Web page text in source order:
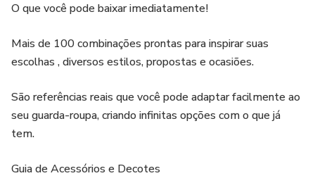
O que você pode baixar imediatamente!
Mais de 100 combinações prontas para inspirar suas
escolhas , diversos estilos, propostas e ocasiões.
São referências reais que você pode adaptar facilmente ao
seu guarda-roupa, criando infinitas opções com o que já
tem.
Guia de Acessórios e Decotes